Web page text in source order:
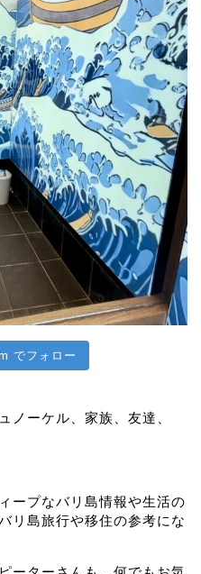
でフォロー
ノーケル、家族、友達、
ープなバリ島情報や生活の
リ島旅行や移住の参考にな